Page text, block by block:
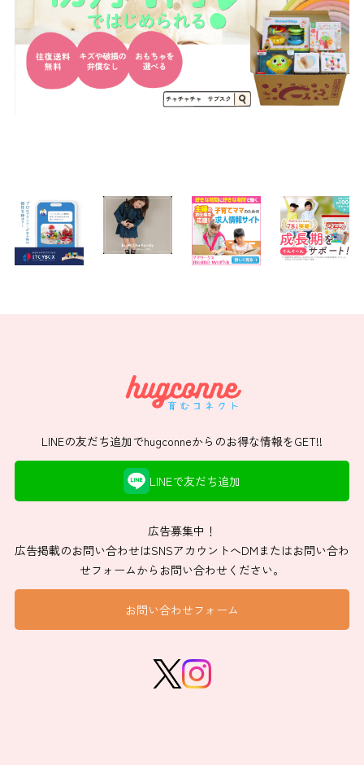
LINEの友だち追加でhugconneからのお得な情報をGET!!
LINEで友だち追加
広告募集中！
広告掲載のお問い合わせはSNSアカウントへDMまたはお問い合わ
せフォームからお問い合わせください。
お問い合わせフォーム